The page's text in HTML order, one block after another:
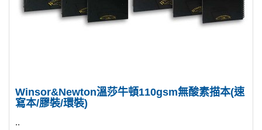
Winsor&Newton溫莎牛頓110gsm無酸素描本(速
寫本/膠裝/環裝)
..